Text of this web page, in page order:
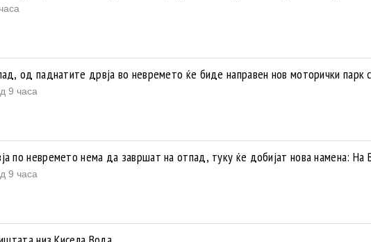
од паднатите дрвја во невремето ќе биде направен нов моторички парк
9 часа
по невремето нема да завршат на отпад, туку ќе добијат нова намена: На
9 часа